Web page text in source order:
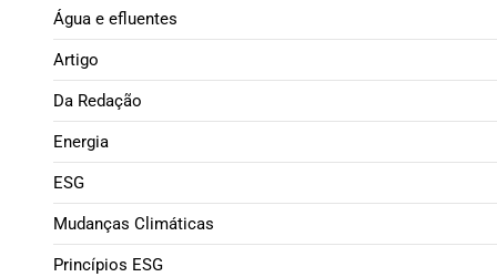
Água e efluentes
Artigo
Da Redação
Energia
ESG
Mudanças Climáticas
Princípios ESG